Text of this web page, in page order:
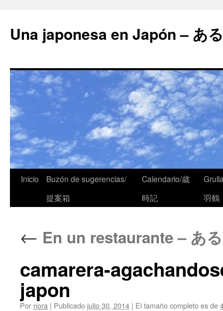
Una japonesa en Japón – あ
Inicio
Buzón de sugerencias/
提案箱
Calendario/歳
時記
羽鶴
← En un restaurante – あ
camarera-
japon
Por nora | Publicado julio 30, 2014 | El tamaño completo es de